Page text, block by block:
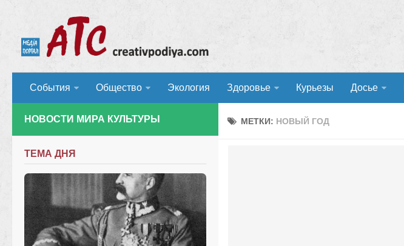
События Общество Экология Здоровье Курьезы Досье
МЕТКИ: НОВЫЙ ГОД
НОВОСТИ МИРА КУЛЬТУРЫ
ТЕМА ДНЯ